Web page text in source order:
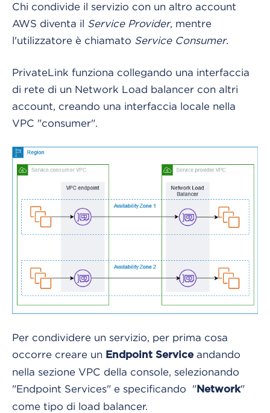
Chi condivide il servizio con un altro account
AWS diventa il Service Provider, mentre
l'utilizzatore è chiamato Service Consumer.
PrivateLink funziona collegando una interfaccia
di rete di un Network Load balancer con altri
account, creando una interfaccia locale nella
VPC "consumer".
Per condividere un servizio, per prima cosa
occorre creare un Endpoint Serviceandando
nella sezione VPC della console, selezionando
"Endpoint Services" e specificando " Network"
come tipo di load balancer.